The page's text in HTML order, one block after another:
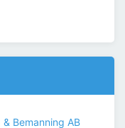
Bemanning AB